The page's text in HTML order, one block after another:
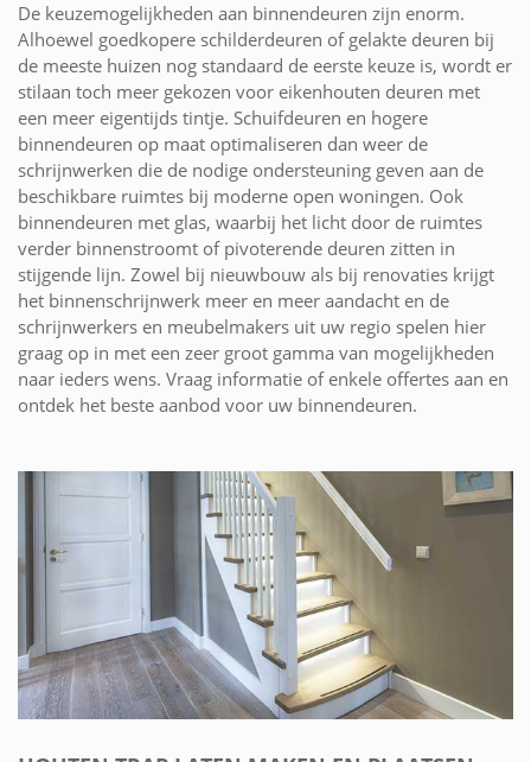
De keuzemogelijkheden aan binnendeuren zijn enorm.
Alhoewel goedkopere schilderdeuren of gelakte deuren bij
de meeste huizen nog standaard de eerste keuze is, wordt er
stilaan toch meer gekozen voor eikenhouten deuren met
een meer eigentijds tintje. Schuifdeuren en hogere
binnendeuren op maat optimaliseren dan weer de
schrijnwerken die de nodige ondersteuning geven aan de
beschikbare ruimtes bij moderne open woningen. Ook
binnendeuren met glas, waarbij het licht door de ruimtes
verder binnenstroomt of pivoterende deuren zitten in
stijgende lijn. Zowel bij nieuwbouw als bij renovaties krijgt
het binnenschrijnwerk meer en meer aandacht en de
schrijnwerkers en meubelmakers uit uw regio spelen hier
graag op in met een zeer groot gamma van mogelijkheden
naar ieders wens. Vraag informatie of enkele offertes aan en
ontdek het beste aanbod voor uw binnendeuren.